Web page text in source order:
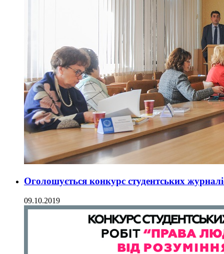
Оголошується конкурс студентських
09.10.2019